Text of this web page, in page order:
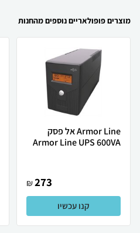
מוצרים פופולאריים נוספים מהחנות
Armor Line ‏אל פסק
Armor Line UPS 600VA
273
₪
קנו עכשיו